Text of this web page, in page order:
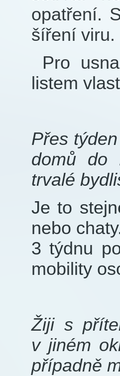
opatření.
šíření
Pro
listem
Přes
domů do
trvalé
Je to
nebo
3 týdnu
mobility
Žiji s
v jiném
případně